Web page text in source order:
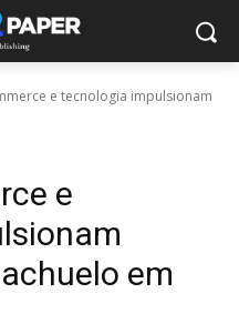
e tecnologia impulsionam
e
em